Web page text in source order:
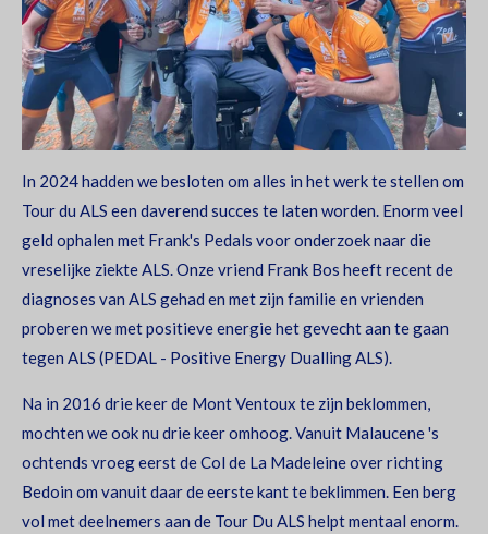
In 2024 hadden we besloten om alles in het werk te stellen om
Tour du ALS een daverend succes te laten worden. Enorm veel
geld ophalen met Frank's Pedals voor onderzoek naar die
vreselijke ziekte ALS. Onze vriend Frank Bos heeft recent de
diagnoses van ALS gehad en met zijn familie en vrienden
proberen we met positieve energie het gevecht aan te gaan
tegen ALS (PEDAL - Positive Energy Dualling ALS).
Na in 2016 drie keer de Mont Ventoux te zijn beklommen,
mochten we ook nu drie keer omhoog. Vanuit Malaucene 's
ochtends vroeg eerst de Col de La Madeleine over richting
Bedoin om vanuit daar de eerste kant te beklimmen. Een berg
vol met deelnemers aan de Tour Du ALS helpt mentaal enorm.